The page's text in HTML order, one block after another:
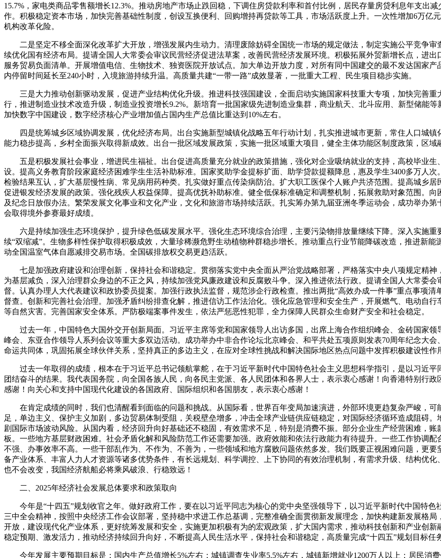
15.7%，家电类商品零售额增长12.3%。推动房地产市场止跌回稳，下调住房贷款利率和首付比例，居民存量房贷利息年支出
作。积极稳定资本市场，加快完善基础性制度，创设互换便利、回购增持再贷款等工具，市场活跃度上升。一次性增加6万亿
机构改革化险。
二是坚定不移全面深化改革扩大开放，增强发展内生动力。清理废除妨碍全国统一市场的规定做法，制定实施公平竞争
续优化国有经济布局。提请全国人大常委会审议民营经济促进法草案，改善民营经济发展环境。积极拓展外贸新增长点，进
服务贸易负面清单。开展增值电信、生物技术、独资医院开放试点。加大单边开放力度，对所有同中国建交的最不发达国家
内停留时间延长至240小时，入境旅游持续升温。高质量共建“一带一路”成效显著，一批重大工程、民生项目稳步实施。
三是大力推动创新驱动发展，促进产业结构优化升级。推进科技强国建设，全面启动实施国家科技重大专项，加快完善
行，推进制造业技术改造升级，制造业投资增长9.2%。新培育一批国家级先进制造业集群，商业航天、北斗应用、新型储能
加快数字中国建设，数字经济核心产业增加值占国内生产总值比重达到10%左右。
四是统筹城乡区域协调发展，优化经济布局。出台实施新型城镇化战略五年行动计划，扎实推进城市更新，常住人口城
能力稳步提高，乡村全面振兴取得新成效。出台一批区域发展政策，实施一批区域重大项目，健全主体功能区制度政策，区域
五是积极发展社会事业，增进民生福祉。出台促进高质量充分就业的政策措施，强化对企业吸纳就业的支持，高校毕业
设。提高义务教育阶段家庭经济困难学生生活补助标准。国家奖助学金提标扩面、助学贷款提额降息，惠及学生3400多万人
检验结果互认，扩大基层慢性病、常见病用药种类。扎实做好重点传染病防治。扩大职工医保个人账户共济范围。提高城乡
促进银发经济发展的政策。强化残疾人权益保障。提高优抚补助标准。健全低保标准确定和调整机制，拓展救助对象范围。
及纪念日放假办法。繁荣发展文化事业和文化产业，文化和旅游市场持续活跃。扎实筹办第九届亚洲冬季运动会，成功举办
会取得境外参赛最好成绩。
六是持续加强生态环境保护，提升绿色低碳发展水平。强化生态环境综合治理，主要污染物排放量继续下降。深入实施
续“双缩减”。生物多样性保护取得积极成效，大量珍稀濒危野生动植物种群稳步增长。推动重点行业节能降碳改造，推进新
动全国温室气体自愿减排交易市场。全国碳排放权交易更趋活跃。
七是加强政府建设和治理创新，保持社会和谐稳定。贯彻落实党中央全面从严治党战略部署，严格落实中央八项规定精
为基层减负，深入治理群众身边的不正之风，持续加强党风廉政建设和反腐败斗争。深入推进依法行政。提请全国人大常委
督。认真办理人大代表建议和政协委员提案。加强行政执法监督，规范涉企行政检查。推出两批“高效办成一件事”重点事项
督查。创新和完善社会治理。加强矛盾纠纷排查化解，推进信访工作法治化。强化应急管理和安全生产，开展燃气、电动自
等自然灾害。完善国家安全体系。严防极端案事件发生，依法严惩恶性犯罪，全力保障人民群众生命财产安全和社会稳定。
过去一年，中国特色大国外交开创新局面。习近平主席等党和国家领导人出访多国，出席上海合作组织峰会、金砖国家
峰会、东亚合作领导人系列会议等重大多双边活动。成功举办中非合作论坛北京峰会、和平共处五项原则发表70周年纪念大
命运共同体，巩固拓展全球伙伴关系，坚持真正的多边主义，在应对全球性挑战和解决国际地区热点问题中发挥积极建设性作
过去一年取得的成绩，根本在于习近平总书记领航掌舵，在于习近平新时代中国特色社会主义思想科学指引，是以习近
团结奋斗的结果。我代表国务院，向全国各族人民，向各民主党派、各人民团体和各界人士，表示衷心感谢！向香港特别行
感谢！向关心和支持中国现代化建设的各国政府、国际组织和各国朋友，表示衷心感谢！
在肯定成绩的同时，我们也清醒看到面临的问题和挑战。从国际看，世界百年变局加速演进，外部环境更趋复杂严峻，
足，单边主义、保护主义加剧，多边贸易体制受阻，关税壁垒增多，冲击全球产业链供应链稳定，对国际经济循环造成阻碍
剧国际市场波动风险。从国内看，经济回升向好基础还不稳固，有效需求不足，特别是消费不振。部分企业生产经营困难，
板。一些地方基层财政困难。社会矛盾化解和风险防范工作还需要加强。政府效能和依法行政能力有待提升。一些工作协调
不强、办事效率不高。一些干部乱作为、不作为、不善为，一些领域和地方腐败问题依然多发。我们既要正视困难问题，更
备产业体系、丰富人力人才资源等诸多优势条件，有长远规划、科学调控、上下协同的有效治理机制，有需求升级、结构优
也不会改变，我国经济航船必将乘风破浪、行稳致远！
二、2025年经济社会发展总体要求和政策取向
今年是“十四五”规划收官之年。做好政府工作，要在以习近平同志为核心的党中央坚强领导下，以习近平新时代中国特色
三中全会精神，按照中央经济工作会议部署，坚持稳中求进工作总基调，完整准确全面贯彻新发展理念，加快构建新发展格
开放，建设现代化产业体系，更好统筹发展和安全，实施更加积极有为的宏观政策，扩大国内需求，推动科技创新和产业创
稳定预期、激发活力，推动经济持续回升向好，不断提高人民生活水平，保持社会和谐稳定，高质量完成“十四五”规划目标任
今年发展主要预期目标是：国内生产总值增长5%左右；城镇调查失业率5.5%左右，城镇新增就业1200万人以上；居民消